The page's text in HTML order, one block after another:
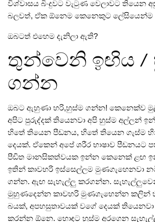
විශ්වාසය බිංදුවට වැටුණ වෙලාවට තියෙන
බලවත්‌, ඒක ඕනෙම කෙනෙකුට ලේසියෙන්ම
ඔබටත්‌ එහෙම දැනිලා ඇති?
තුන්වෙනි ඉඟිය /
ගන්න
ඔබට ඇහුණා හරි,හුස්ම ගන්න! කෙනෙක්ව
අපිට පුරුද්දක්‌ තියෙනවා අපි හුස්ම අල්ලන්‌
හිතේ තියෙන පීඩනය, හිතේ තියෙන ගැස්ම
දෙයක්‌. ඒකෙන්‌ අපේ ශරීර භාෂාව පීඩනයට
පීඩිත මානසිකත්වයක ඉන්න කෙනෙක්‌ ළඟ
ඉතින්‌ කාවහරි ඉස්සෙල්ලම මුණගැහෙනවා
ගන්න. ඇඟ සැහැල්ලු කරගන්න.
මුහුණදෙන්න කාවහරි මුණගැහෙන්න කලින්‌
බයක්‌, අපහසුතාවයක්‌ වගේ දෙයක්‌
කරන්න ඕනෙ. හොඳට හුස්ම අරගෙන